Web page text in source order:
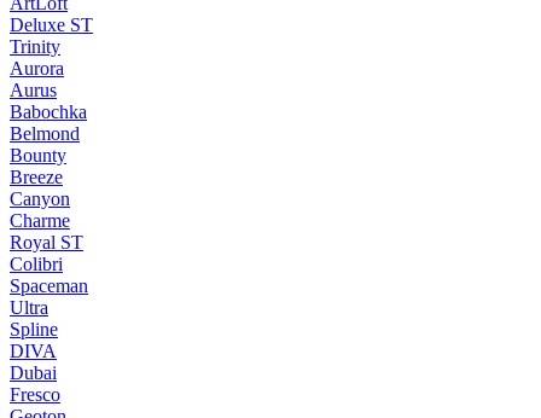
Deluxe ST
Trinity
Aurora
Aurus
Babochka
Belmond
Bounty
Breeze
Canуon
Charme
Royal ST
Colibri
Spaceman
Ultra
Spline
DIVA
Dubai
Fresco